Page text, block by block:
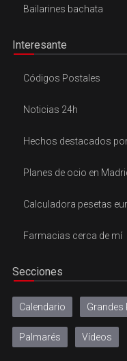
Bailarines bachata
Interesante
Códigos Postales
Noticias 24h
Hechos destacados
Planes de ocio en
Calculadora pesetas
Farmacias cerca de mí
Secciones
Calendario Grandes
Palmarés Vídeos